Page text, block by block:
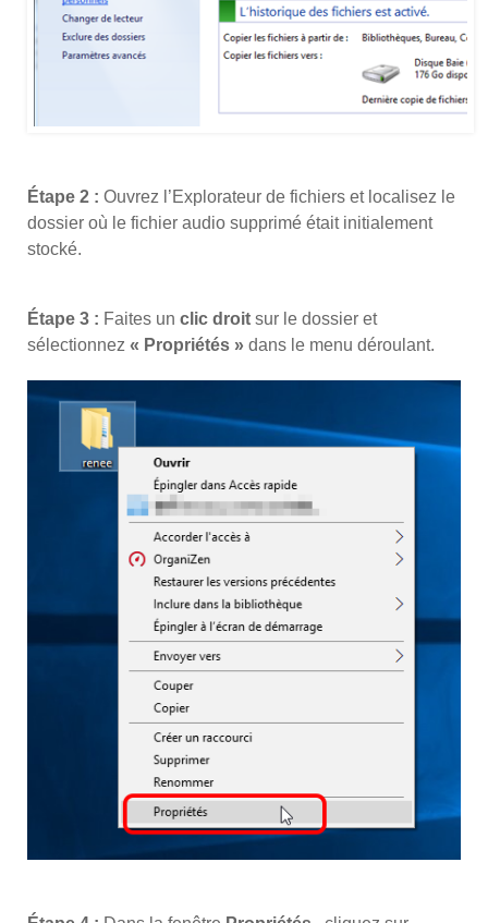
Étape 2 : Ouvrez l’Explorateur de fichiers et localisez le
dossier où le fichier audio supprimé était initialement
stocké.
Étape 3 : Faites un clic droit sur le dossier et
sélectionnez « Propriétés » dans le menu déroulant.